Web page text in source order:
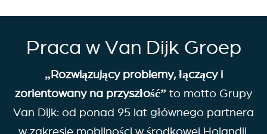
Praca w Van Dijk Groep
„Rozwiązujący problemy, łączący i
zorientowany na przyszłość” to motto Grupy
Van Dijk: od ponad 95 lat głównego partnera
w zakresie mobilności w środkowej Holandii.